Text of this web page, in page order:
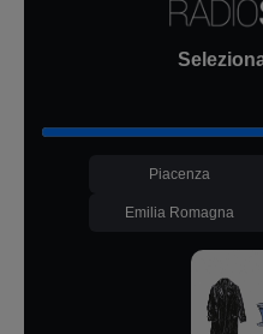
Piacenza
Emilia Romagna